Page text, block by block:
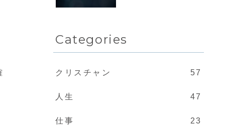
Categories
クリスチャン 57
人生 47
仕事 23